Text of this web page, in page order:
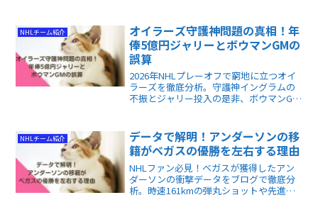
NHLチーム紹介
オイラーズ守護神問題の真相！年
俸5億円ジャリーとボウマンGMの
誤算
2026年NHLプレーオフで窮地に立つオイ
ラーズを徹底分析。守護神イングラムの
不振とジャリー投入の是非、ボウマンGM
の鍵を握る舞台裏を知りたいファン必見
の内容です。
NHLチーム紹介
データで解明！アンダーソンの移
籍がベガスの優勝を左右する理由
NHLファン必見！ベガスが獲得したアン
ダーソンの衝撃データをブログで徹底分
析。時速161kmの弾丸ショットや先進統